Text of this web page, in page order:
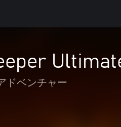
ドベンチャー